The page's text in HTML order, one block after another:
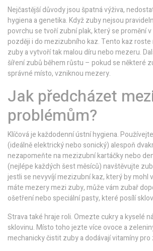
Nejčastější důvody jsou špatná výživa,
hygiena a genetika. Když zuby nejsou
povrchu se tvoří zubní plak, který se promění
později i do mezizubního kaz. Tento kaz
zuby a vytvoří tak malou díru nebo mezeru.
šíření zubů během růstu – pokud se některé
správné místo, vzniknou mezery.
Jak předcházet
problémům?
Klíčová je každodenní ústní hygiena.
(ideálně elektrický nebo sonický) alespoň
nezapomeňte na mezizubní kartáčky nebo
(nejlépe každých šest měsíců) navštěvujte
jestli se nevyvíjí mezizubní kaz, který by mohl
máte mezery mezi zuby, může vám zubař
ošetření nebo speciální pasty, které posílí
Strava také hraje roli. Omezte cukry a kyselé
sklovinu. Místo toho jezte více ovoce a
mechanicky čistit zuby a dodávají vitamíny pro